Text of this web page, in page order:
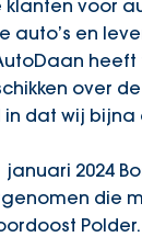
klanten voor
auto’s en
over
dat wij bijna
2024
die
Polder.